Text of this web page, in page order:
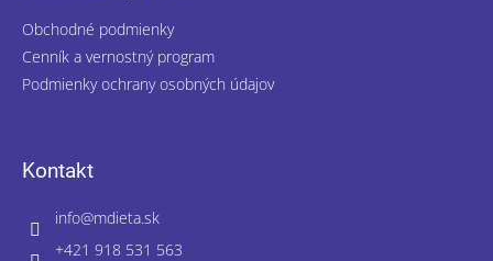
Obchodné podmienky
Cenník a vernostný program
Podmienky ochrany osobných údajov
Kontakt
info@mdieta.sk
+421 918 531 563